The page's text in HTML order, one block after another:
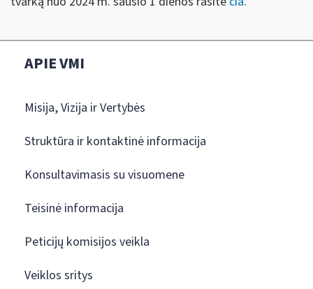
APIE VMI
Misija, Vizija ir Vertybės
Struktūra ir kontaktinė informacija
Konsultavimasis su visuomene
Teisinė informacija
Peticijų komisijos veikla
Veiklos sritys